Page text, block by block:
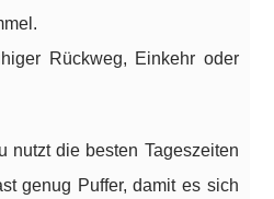
Rückweg, Einkehr oder
nutzt die besten Tageszeiten
genug Puffer, damit es sich